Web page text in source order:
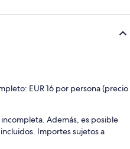
EUR 16 por persona (precio
Además, es posible
Importes sujetos a